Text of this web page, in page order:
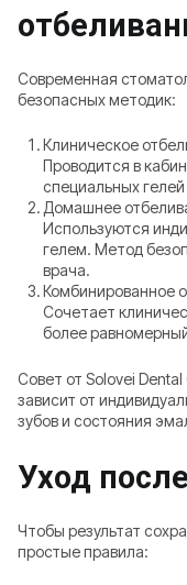
Современная
безопасных методик:
Клиническое
Проводится в
специальных
Домашнее
Используются
гелем. Метод
врача.
Комбинированное
Сочетает
более
Совет от Solovei
зависит от
зубов и состояния
Уход
Чтобы результат
простые правила: